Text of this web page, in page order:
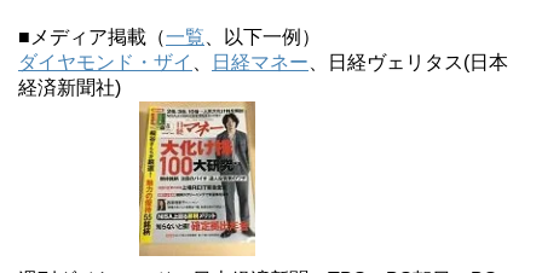
■メディア掲載（一覧 、以下一例）
ダイヤモンド・ザイ
日経マネー 、日経ヴェリタス(日本
経済新聞社)